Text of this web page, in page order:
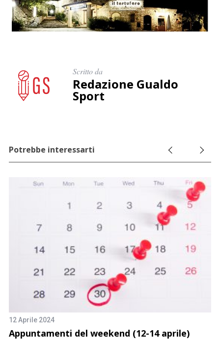
Scritto da
Redazione Gualdo
Sport
Potrebbe interessarti
12 Aprile 2024
Appuntamenti del weekend (12-14 aprile)